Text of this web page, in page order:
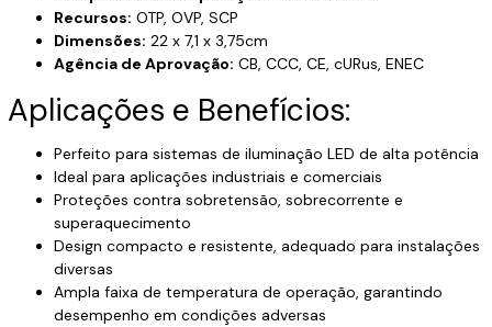
Recursos: OTP, OVP, SCP
Dimensões: 22 x 7,1 x 3,75cm
Agência de Aprovação: CB, CCC, CE, cURus, ENEC
Aplicações e Benefícios:
Perfeito para sistemas de iluminação LED de alta potência
Ideal para aplicações industriais e comerciais
Proteções contra sobretensão, sobrecorrente e
superaquecimento
Design compacto e resistente, adequado para instalações
diversas
Ampla faixa de temperatura de operação, garantindo
desempenho em condições adversas